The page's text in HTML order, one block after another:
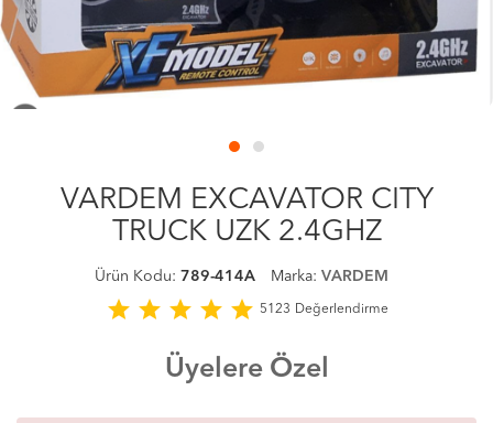
VARDEM EXCAVATOR CITY
TRUCK UZK 2.4GHZ
Ürün Kodu: 789-414A Marka: VARDEM
star star star star star 5123 Değerlendirme
Üyelere Özel